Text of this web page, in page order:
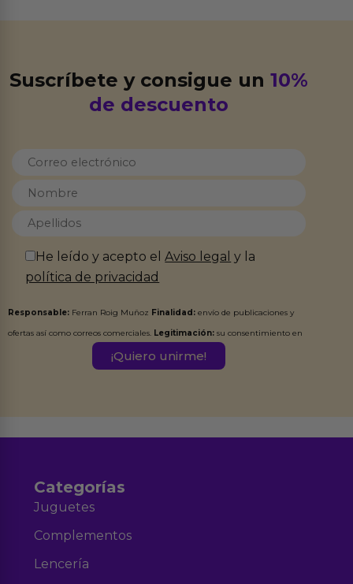
Suscríbete y consigue un10%
de descuento
He leído y acepto elAviso legal y la
política de privacidad
Responsable: Ferran Roig Muñoz Finalidad: envío de publicaciones y
ofertas así como correos comerciales. Legitimación: su consentimiento en
Destinatarios:Ferran Roig Muñoz. Podrás ejercer tus
Categorías
Juguetes
Complementos
Lencería